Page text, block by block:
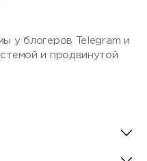
у блогеров Telegram и
и продвинутой